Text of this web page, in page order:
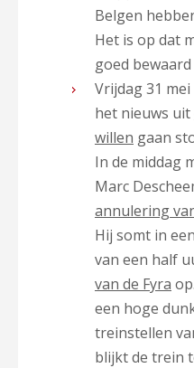
Belgen
Het is op dat
goed
Vrijdag 31
het nieuws uit
willen gaan
In de middag
Marc
annulering
Hij somt in
van een half
van de Fyra
een hoge
treinstellen
blijkt de trein